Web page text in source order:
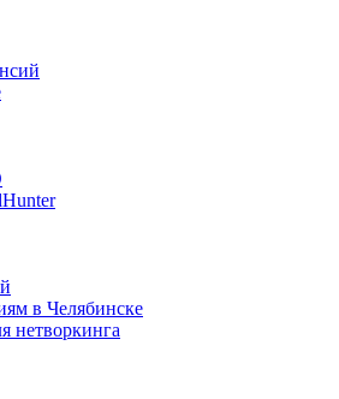
в Челябинске
нетворкинга